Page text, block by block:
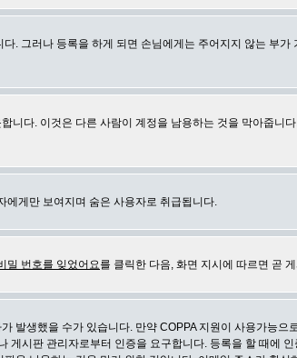
. 그러나 등록을 하게 되면 손님에게는 주어지지 않는 부
다. 이것은 다른 사람이 계정을 남용하는 것을 막아줍니
게만 보여지며 숨은 사용자로 취급됩니다.
밀 번호를 잊었어요를 클릭한 다음, 화면 지시에 따르면 곧
발생했을 수가 있습니다. 만약 COPPA 지원이 사용가능으
시판 관리자로부터 인증을 요구합니다. 등록을 할 때에